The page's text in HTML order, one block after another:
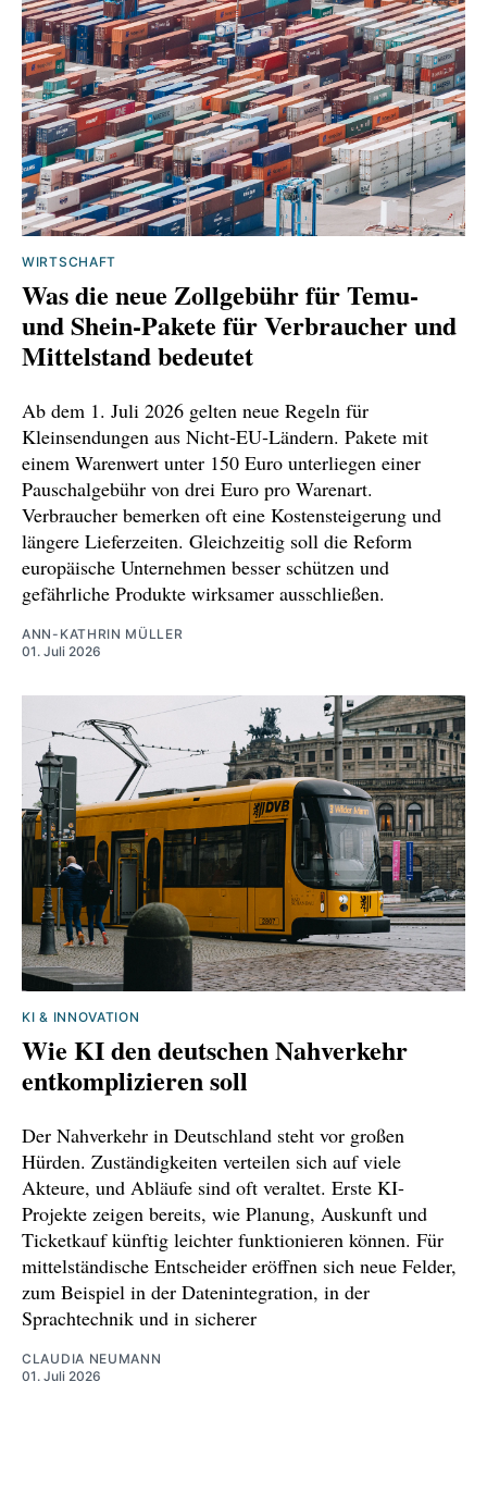
WIRTSCHAFT
Was die neue Zollgebühr für Temu‑
und Shein‑Pakete für Verbraucher und
Mittelstand bedeutet
Ab dem 1. Juli 2026 gelten neue Regeln für
Kleinsendungen aus Nicht‑EU‑Ländern. Pakete mit
einem Warenwert unter 150 Euro unterliegen einer
Pauschalgebühr von drei Euro pro Warenart.
Verbraucher bemerken oft eine Kostensteigerung und
längere Lieferzeiten. Gleichzeitig soll die Reform
europäische Unternehmen besser schützen und
gefährliche Produkte wirksamer ausschließen.
ANN-KATHRIN MÜLLER
01. Juli 2026
KI & INNOVATION
Wie KI den deutschen Nahverkehr
entkomplizieren soll
Der Nahverkehr in Deutschland steht vor großen
Hürden. Zuständigkeiten verteilen sich auf viele
Akteure, und Abläufe sind oft veraltet. Erste KI-
Projekte zeigen bereits, wie Planung, Auskunft und
Ticketkauf künftig leichter funktionieren können. Für
mittelständische Entscheider eröffnen sich neue Felder,
zum Beispiel in der Datenintegration, in der
Sprachtechnik und in sicherer
CLAUDIA NEUMANN
01. Juli 2026